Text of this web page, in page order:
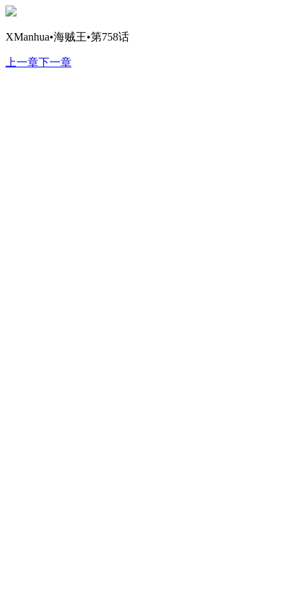
XManhua•海贼王•第758话
上一章下一章